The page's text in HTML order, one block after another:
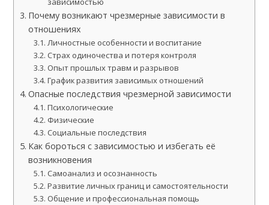
Почему возникают чрезмерные зависимости в
отношениях
Личностные особенности и воспитание
Страх одиночества и потеря контроля
Опыт прошлых травм и разрывов
График развития зависимых отношений
Опасные последствия чрезмерной зависимости
Психологические
Физические
Социальные последствия
Как бороться с зависимостью и избегать её
возникновения
Самоанализ и осознанность
Развитие личных границ и самостоятельности
Общение и профессиональная помощь